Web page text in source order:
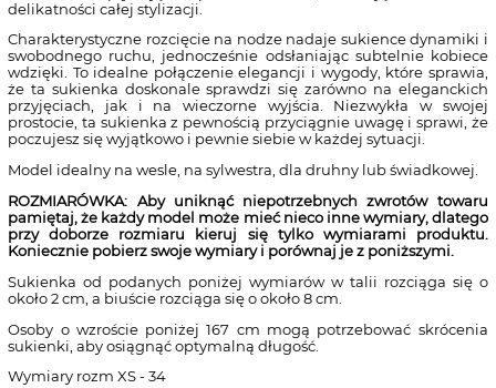
delikatności całej stylizacji.
Charakterystyczne rozcięcie na nodze nadaje sukience dynamiki i
swobodnego ruchu, jednocześnie odsłaniając subtelnie kobiece
wdzięki. To idealne połączenie elegancji i wygody, które sprawia,
że ​​ta sukienka doskonale sprawdzi się zarówno na eleganckich
przyjęciach, jak i na wieczorne wyjścia. Niezwykła w swojej
prostocie, ta sukienka z pewnością przyciągnie uwagę i sprawi, że
poczujesz się wyjątkowo i pewnie siebie w każdej sytuacji.
Model idealny na wesle, na sylwestra, dla druhny lub świadkowej.
ROZMIARÓWKA: Aby uniknąć niepotrzebnych zwrotów towaru
pamiętaj, że każdy model może mieć nieco inne wymiary, dlatego
przy doborze rozmiaru kieruj się tylko wymiarami produktu.
Koniecznie pobierz swoje wymiary i porównaj je z poniższymi.
Sukienka od podanych poniżej wymiarów w talii rozciąga się o
około 2 cm, a biuście rozciąga się o około 8 cm.
Osoby o wzroście poniżej 167 cm mogą potrzebować skrócenia
sukienki, aby osiągnąć optymalną długość.
Wymiary rozm XS - 34